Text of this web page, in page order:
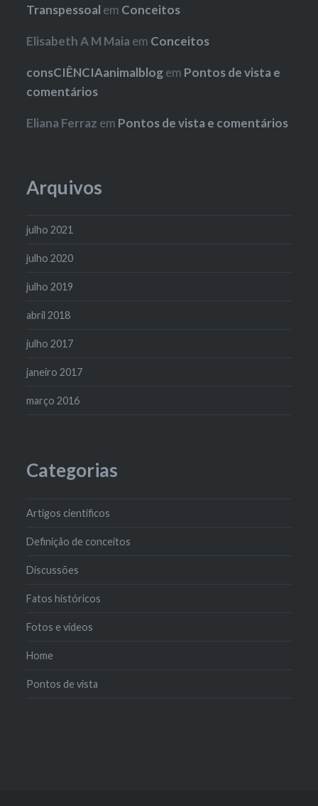
Transpessoal em Conceitos
Elisabeth A M Maia em Conceitos
consCIÊNCIAanimalblogem Pontos de vista e
comentários
Eliana Ferraz em Pontos de vista e comentários
Arquivos
julho 2021
julho 2020
julho 2019
abril 2018
julho 2017
janeiro 2017
março 2016
Categorias
Artigos científicos
Definição de conceitos
Discussões
Fatos históricos
Fotos e vídeos
Home
Pontos de vista